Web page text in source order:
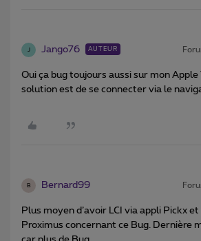
Jango76 AUTEUR
Oui ça bug toujours aussi sur mon Apple
solution est de se connecter via le
B Bernard99
Plus moyen d’avoir LCI via appli Pickx et
Proximus concernant ce Bug. Dernière